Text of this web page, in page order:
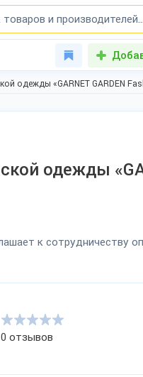
одежды «GARNET GARDEN
одежды
к сотрудничеству
0 отзывов